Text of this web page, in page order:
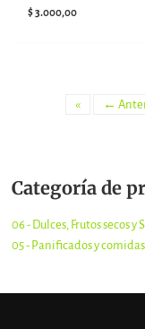
$3.000,00
« ←
Categoría de
06 - Dulces, Frutos secos y
05 - Panificados y